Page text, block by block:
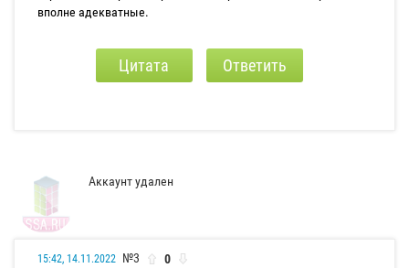
вполне адекватные.
Цитата Ответить
Аккаунт удален
15:42, 14.11.2022 №3 0